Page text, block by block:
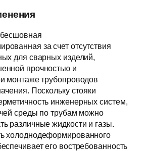
за счет отсутствия
для сварных изделий,
прочностью и
монтаже трубопроводов
Поскольку стояки
инженерных систем,
среды по трубам можно
различные жидкости и газы.
холоднодеформированного
его востребованность